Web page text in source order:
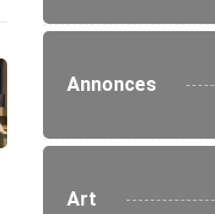
Annonces
Art